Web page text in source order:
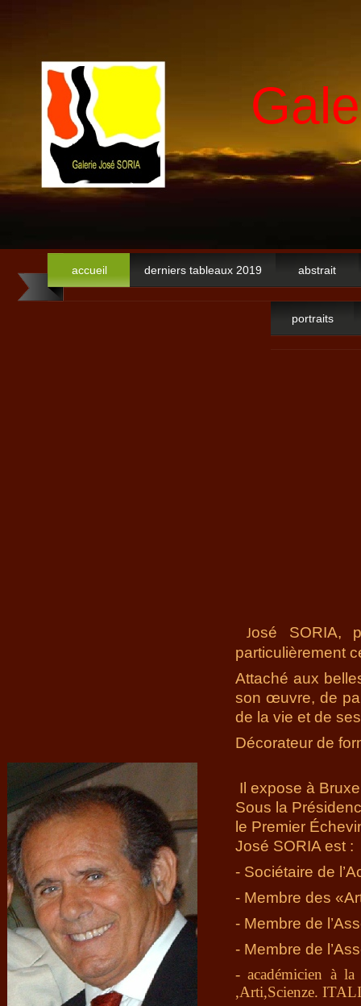
accueil derniers tableaux 2019 abstrait
portraits
José SORIA,
particulièrement
Attaché aux
son œuvre, de
de la vie et de
Décorateur de
Il expose à
Sous la
le Premier
José SORIA est :
- Sociétaire de
- Membre des
- Membre de
- Membre de
- académicien à
,Arti,Scienze.